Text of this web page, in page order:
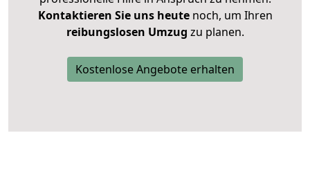
Kontaktieren Sie uns heutenoch, um Ihren
reibungslosen Umzug zu planen.
Kostenlose Angebote erhalten